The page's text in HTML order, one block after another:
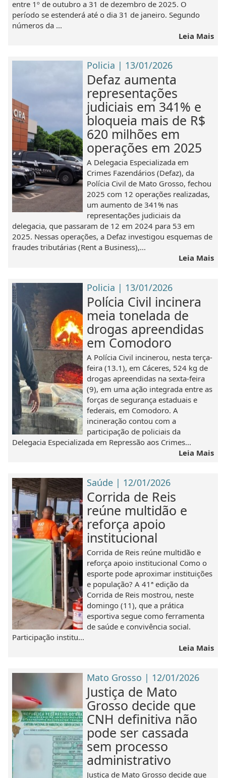
entre 1º de outubro a 31 de dezembro de 2025. O
período se estenderá até o dia 31 de janeiro. Segundo
números da ...
Leia Mais
Policia | 13/01/2026
Defaz aumenta
representações
judiciais em 341% e
bloqueia mais de R$
620 milhões em
operações em 2025
A Delegacia Especializada em
Crimes Fazendários (Defaz), da
Polícia Civil de Mato Grosso, fechou
2025 com 12 operações realizadas,
um aumento de 341% nas
representações judiciais da
delegacia, que passaram de 12 em 2024 para 53 em
2025. Nessas operações, a Defaz investigou esquemas de
fraudes tributárias (Rent a Business),...
Leia Mais
Policia | 13/01/2026
Polícia Civil incinera
meia tonelada de
drogas apreendidas
em Comodoro
A Polícia Civil incinerou, nesta terça-
feira (13.1), em Cáceres, 524 kg de
drogas apreendidas na sexta-feira
(9), em uma ação integrada entre as
forças de segurança estaduais e
federais, em Comodoro. A
incineração contou com a
participação de policiais da
Delegacia Especializada em Repressão aos Crimes...
Leia Mais
Saúde | 12/01/2026
Corrida de Reis
reúne multidão e
reforça apoio
institucional
Corrida de Reis reúne multidão e
reforça apoio institucional Como o
esporte pode aproximar instituições
e população? A 41ª edição da
Corrida de Reis mostrou, neste
domingo (11), que a prática
esportiva segue como ferramenta
de saúde e convivência social.
Participação institu...
Leia Mais
Mato Grosso | 12/01/2026
Justiça de Mato
Grosso decide que
CNH definitiva não
pode ser cassada
sem processo
administrativo
Justiça de Mato Grosso decide que